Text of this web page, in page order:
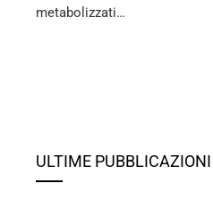
metabolizzati…
ULTIME PUBBLICAZIONI